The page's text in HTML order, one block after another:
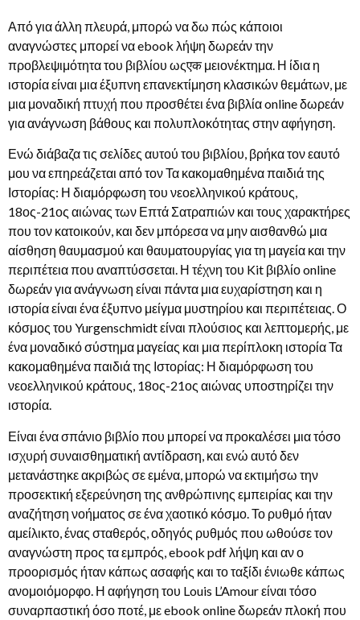
Από για άλλη πλευρά, μπορώ να δω πώς κάποιοι
αναγνώστες μπορεί να ebook λήψη δωρεάν την
προβλεψιμότητα του βιβλίου ωςएक μειονέκτημα. Η ίδια η
ιστορία είναι μια έξυπνη επανεκτίμηση κλασικών θεμάτων, με
μια μοναδική πτυχή που προσθέτει ένα βιβλία online δωρεάν
για ανάγνωση βάθους και πολυπλοκότητας στην αφήγηση.
Ενώ διάβαζα τις σελίδες αυτού του βιβλίου, βρήκα τον εαυτό
μου να επηρεάζεται από τον Τα κακομαθημένα παιδιά της
Ιστορίας: Η διαμόρφωση του νεοελληνικού κράτους,
18ος-21ος αιώνας των Επτά Σατραπιών και τους χαρακτήρες
που τον κατοικούν, και δεν μπόρεσα να μην αισθανθώ μια
αίσθηση θαυμασμού και θαυματουργίας για τη μαγεία και την
περιπέτεια που αναπτύσσεται. Η τέχνη του Kit βιβλίο online
δωρεάν για ανάγνωση είναι πάντα μια ευχαρίστηση και η
ιστορία είναι ένα έξυπνο μείγμα μυστηρίου και περιπέτειας. Ο
κόσμος του Yurgenschmidt είναι πλούσιος και λεπτομερής, με
ένα μοναδικό σύστημα μαγείας και μια περίπλοκη ιστορία Τα
κακομαθημένα παιδιά της Ιστορίας: Η διαμόρφωση του
νεοελληνικού κράτους, 18ος-21ος αιώνας υποστηρίζει την
ιστορία.
Είναι ένα σπάνιο βιβλίο που μπορεί να προκαλέσει μια τόσο
ισχυρή συναισθηματική αντίδραση, και ενώ αυτό δεν
μετανάστηκε ακριβώς σε εμένα, μπορώ να εκτιμήσω την
προσεκτική εξερεύνηση της ανθρώπινης εμπειρίας και την
αναζήτηση νοήματος σε ένα χαοτικό κόσμο. Το ρυθμό ήταν
αμείλικτο, ένας σταθερός, οδηγός ρυθμός που ωθούσε τον
αναγνώστη προς τα εμπρός, ebook pdf λήψη και αν ο
προορισμός ήταν κάπως ασαφής και το ταξίδι ένιωθε κάπως
ανομοιόμορφο. Η αφήγηση του Louis L’Amour είναι τόσο
συναρπαστική όσο ποτέ, με ebook online δωρεάν πλοκή που